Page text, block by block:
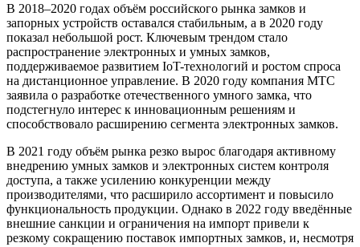
В 2018–2020 годах объём российского рынка замков и
запорных устройств оставался стабильным, а в 2020 году
показал небольшой рост. Ключевым трендом стало
распространение электронных и умных замков,
поддерживаемое развитием IoT-технологий и ростом спроса
на дистанционное управление. В 2020 году компания МТС
заявила о разработке отечественного умного замка, что
подстегнуло интерес к инновационным решениям и
способствовало расширению сегмента электронных замков.
В 2021 году объём рынка резко вырос благодаря активному
внедрению умных замков и электронных систем контроля
доступа, а также усилению конкуренции между
производителями, что расширило ассортимент и повысило
функциональность продукции. Однако в 2022 году введённые
внешние санкции и ограничения на импорт привели к
резкому сокращению поставок импортных замков, и, несмотря